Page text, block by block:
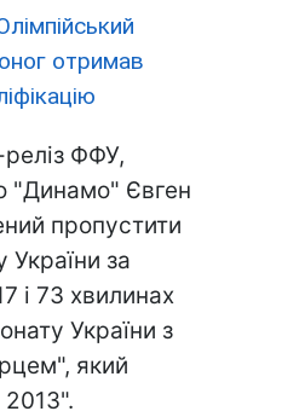
отримав
ФФУ,
"Динамо" Євген
пропустити
України за
і 73 хвилинах
України з
який
2013".